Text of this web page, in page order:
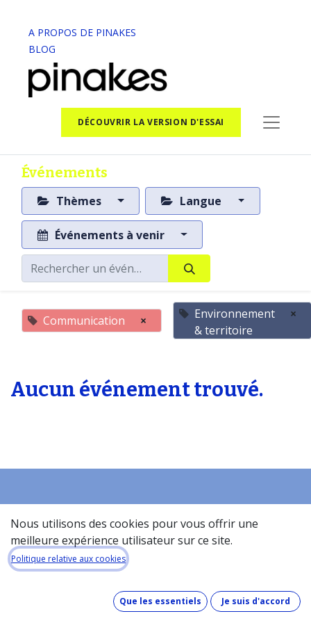
A PROPOS DE PINAKES
BLOG
DÉCOUVRIR LA VERSION D'ESSAI
Événements
Thèmes Langue
Événements à venir
Communication ×
Environnement
& territoire
×
Aucun événement trouvé.
À propos de la base de donneés​
Quel est le coût de la base de données ?
Comment fonctionne la base de données ?
Que contient la base de données ?
Comment maintenons-nous nos données à jour ?
Nous utilisons des cookies pour vous offrir une
meilleure expérience utilisateur sur ce site.
Politique relative aux cookies
Que les essentiels Je suis d'accord